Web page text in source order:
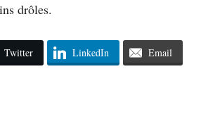
drôles.
Twitter LinkedIn Email